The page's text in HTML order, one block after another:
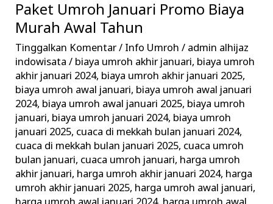
Paket Umroh Januari Promo Biaya
Murah Awal Tahun
Tinggalkan Komentar/ Info Umroh / admin alhijaz
indowisata/ biaya umroh akhir januari, biaya umroh
akhir januari 2024, biaya umroh akhir januari 2025,
biaya umroh awal januari, biaya umroh awal januari
2024, biaya umroh awal januari 2025, biaya umroh
januari, biaya umroh januari 2024, biaya umroh
januari 2025, cuaca di mekkah bulan januari 2024,
cuaca di mekkah bulan januari 2025, cuaca umroh
bulan januari, cuaca umroh januari, harga umroh
akhir januari, harga umroh akhir januari 2024, harga
umroh akhir januari 2025, harga umroh awal januari,
Paket
Umroh
Januari
Promo
Biaya
Murah
Awal
Tahun